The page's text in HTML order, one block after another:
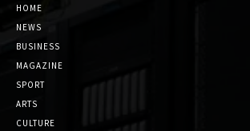
HOME
NEWS
BUSINESS
MAGAZINE
SPORT
ARTS
CULTURE